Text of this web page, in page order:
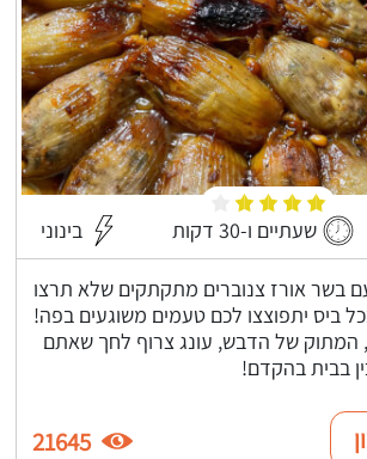
שעתיים ו-30 דקות בינוני
בשר אורז צנוברים מתקתקים שלא תרצו
ביס יתפוצצו לכם טעמים משוגעים בפה!
המתוק של הדבש, עונג צרוף לחך שאתם
בבית בהקדם!
21645